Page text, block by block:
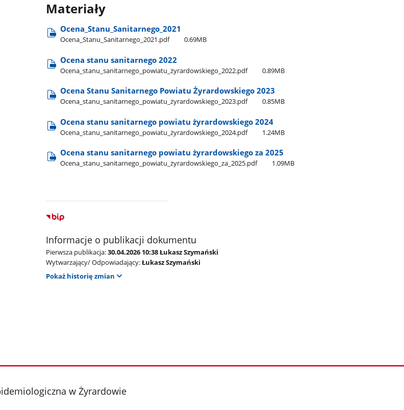
Materiały
Ocena​_Stanu​_Sanitarnego​_2021
Ocena​_Stanu​_Sanitarnego​_2021.pdf 0.69MB
Ocena stanu sanitarnego 2022
Ocena​_stanu​_sanitarnego​_powiatu​_żyrardowskiego​_2022.pdf 0.89MB
Ocena Stanu Sanitarnego Powiatu Żyrardowskiego 2023
Ocena​_stanu​_sanitarnego​_powiatu​_żyrardowskiego​_2023.pdf 0.85MB
Ocena stanu sanitarnego powiatu żyrardowskiego 2024
Ocena​_stanu​_sanitarnego​_powiatu​_żyrardowskiego​_2024.pdf 1.24MB
Ocena stanu sanitarnego powiatu żyrardowskiego za 2025
Ocena​_stanu​_sanitarnego​_powiatu​_żyrardowskiego​_za​_2025.pdf 1.09MB
Informacje o publikacji dokumentu
Pierwsza publikacja:30.04.2026 10:38 Łukasz Szymański
Wytwarzający/ Odpowiadający:Łukasz Szymański
Pokaż historię zmian
w Żyrardowie